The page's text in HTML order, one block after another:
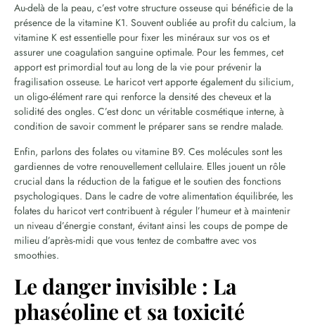
Au-delà de la peau, c’est votre structure osseuse qui bénéficie de la
présence de la vitamine K1. Souvent oubliée au profit du calcium, la
vitamine K est essentielle pour fixer les minéraux sur vos os et
assurer une coagulation sanguine optimale. Pour les femmes, cet
apport est primordial tout au long de la vie pour prévenir la
fragilisation osseuse. Le haricot vert apporte également du silicium,
un oligo-élément rare qui renforce la densité des cheveux et la
solidité des ongles. C’est donc un véritable cosmétique interne, à
condition de savoir comment le préparer sans se rendre malade.
Enfin, parlons des folates ou vitamine B9. Ces molécules sont les
gardiennes de votre renouvellement cellulaire. Elles jouent un rôle
crucial dans la réduction de la fatigue et le soutien des fonctions
psychologiques. Dans le cadre de votre alimentation équilibrée, les
folates du haricot vert contribuent à réguler l’humeur et à maintenir
un niveau d’énergie constant, évitant ainsi les coups de pompe de
milieu d’après-midi que vous tentez de combattre avec vos
smoothies.
Le danger invisible : La
phaséoline et sa toxicité